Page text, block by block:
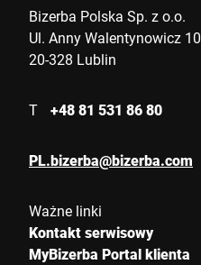
Miasto *
Bizerba Polska Sp. z o.o.
Ul. Anny Walentynowicz 10
20-328 Lublin
T +48 81 531 86 80
PL.bizerba@bizerba.com
Ważne linki
Kontakt serwisowy
MyBizerba Portal klienta